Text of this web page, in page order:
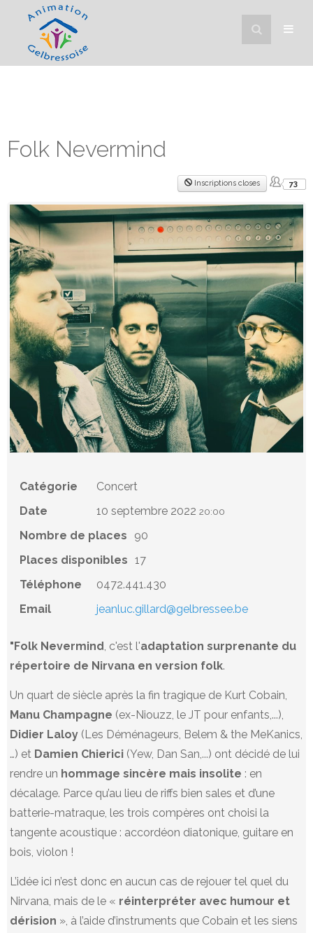
Folk Nevermind
Inscriptions closes 73
Catégorie
Concert
Date
10 septembre 202220:00
Nombre de places
90
Places disponibles
17
Téléphone
0472.441.430
Email
jeanluc.gillard@gelbressee.be
"Folk Nevermind, c'est l'adaptation surprenante du
répertoire de Nirvana en version folk.
Un quart de siècle après la fin tragique de Kurt Cobain,
Manu Champagne (ex-Niouzz, le JT pour enfants,...),
Didier Laloy (Les Déménageurs, Belem & the MeKanics,
…) et Damien Chierici (Yew, Dan San,...) ont décidé de lui
rendre un hommage sincère mais insolite : en
décalage. Parce qu’au lieu de riffs bien sales et d’une
batterie-matraque, les trois compères ont choisi la
tangente acoustique : accordéon diatonique, guitare en
bois, violon !
L’idée ici n’est donc en aucun cas de rejouer tel quel du
Nirvana, mais de le « réinterpréter avec humour et
dérision », à l’aide d’instruments que Cobain et les siens